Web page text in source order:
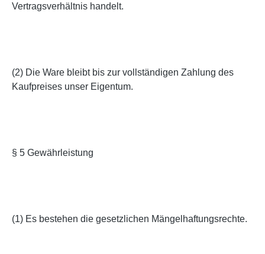
Vertragsverhältnis handelt.
(2) Die Ware bleibt bis zur vollständigen Zahlung des
Kaufpreises unser Eigentum.
§ 5 Gewährleistung
(1) Es bestehen die gesetzlichen Mängelhaftungsrechte.